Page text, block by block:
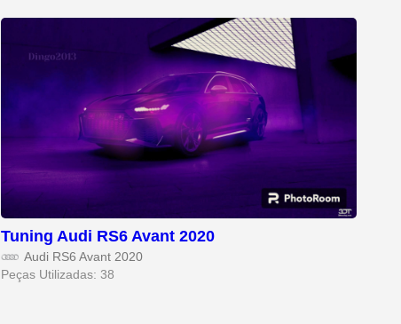
Tuning Audi RS6 Avant 2020
Audi RS6 Avant 2020
Peças Utilizadas: 38